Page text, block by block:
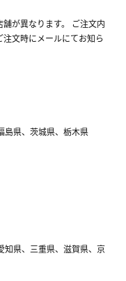
が異なります。 ご注文内
文時にメールにてお知ら
島県、茨城県、栃木県
知県、三重県、滋賀県、京